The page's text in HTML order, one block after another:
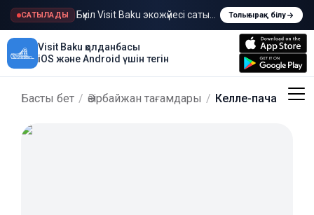
САТЫЛАДЫ Бүкіл Visit Baku экожүйесі сатыладыТолығырақ білу
Visit Baku қолданбасы
iOS және Android үшін тегін
Басты бет / Әзірбайжан тағамдары / Келле-пача